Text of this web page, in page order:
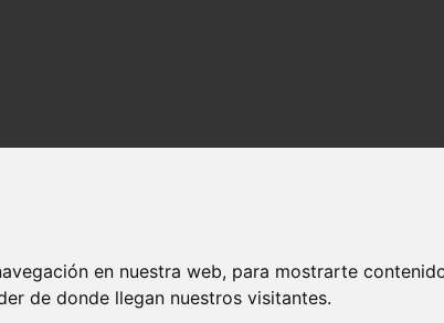
en nuestra web, para mostrarte
de donde llegan nuestros visitantes.